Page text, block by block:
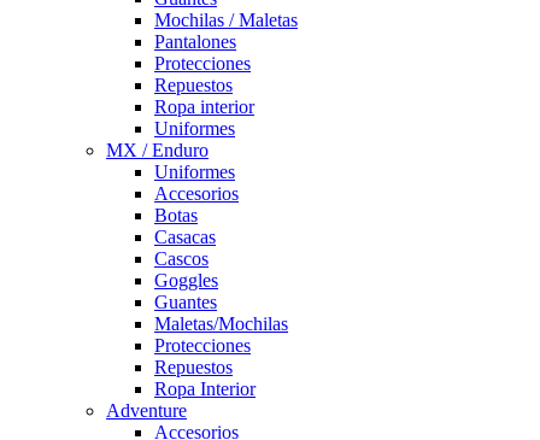
Mochilas / Maletas
Pantalones
Protecciones
Repuestos
Ropa interior
Uniformes
MX / Enduro
Uniformes
Accesorios
Botas
Casacas
Cascos
Goggles
Guantes
Maletas/Mochilas
Protecciones
Repuestos
Ropa Interior
Adventure
Accesorios